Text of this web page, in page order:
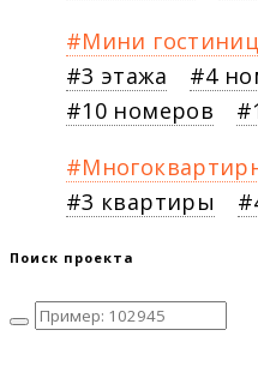
Мини
3 этажа
4
10 номеров
3 квартиры
Поиск проекта